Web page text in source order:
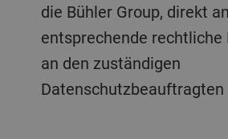
die Bühler Group, direkt
entsprechende rechtliche
an den zuständigen
Datenschutzbeauftragten